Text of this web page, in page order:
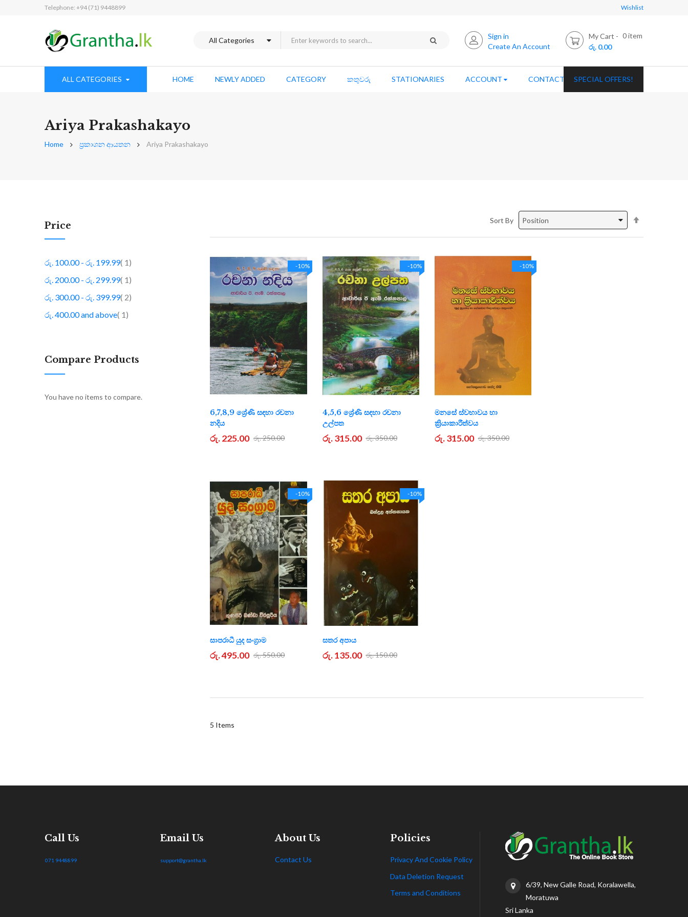
Telephone: +94 (71) 9448899 Wishlist
Sign in
Create An Account
My Cart 0item
රු. 0.00
ALL CATEGORIES HOME NEWLY ADDED CATEGORY කතුවරු STATIONARIES ACCOUNT CONTACT USSPECIAL OFFERS!
Ariya Prakashakayo
Home ප්‍රකාශන ආයතන Ariya Prakashakayo
Sort By
Direction
-10%
6,7,8,9 ශ්‍රේණි සඳහා රචනා
නදිය
රු. 225.00 රු. 250.00
-10%
4,5,6 ශ්‍රේණි සඳහා රචනා
උල්පත
රු. 315.00 රු. 350.00
-10%
මනසේ ස්වභාවය හා
ක්‍රියාකාරීත්වය
රු. 315.00 රු. 350.00
-10%
සාපරාධී යුද සංග්‍රාම
රු. 495.00 රු. 550.00
-10%
සතර අපාය
රු. 135.00 රු. 150.00
5 Items
Price
රු. 100.00- රු. 199.99 1item
රු. 200.00- රු. 299.99 1item
රු. 300.00- රු. 399.99 2item
රු. 400.00and above 1item
Compare Products
You have no items to compare.
Call Us
071 9448899
Email Us
support@grantha.lk
About Us
Contact Us
Policies
Privacy And Cookie Policy
Data Deletion Request
Terms and Conditions
6/39, New Galle Road, Koralawella,
Moratuwa
Sri Lanka